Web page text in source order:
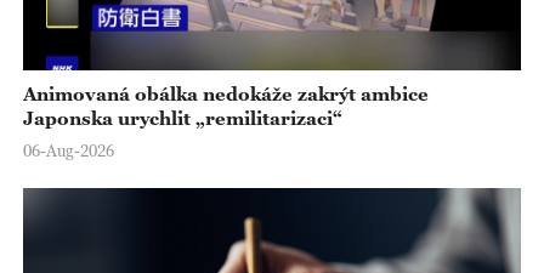
Animovaná obálka nedokáže zakrýt ambice
Japonska urychlit „remilitarizaci“
06-Aug-2026